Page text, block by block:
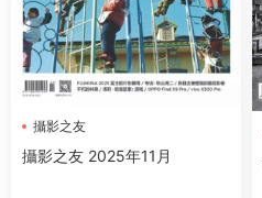
攝影之友
攝影之友 2025年11月